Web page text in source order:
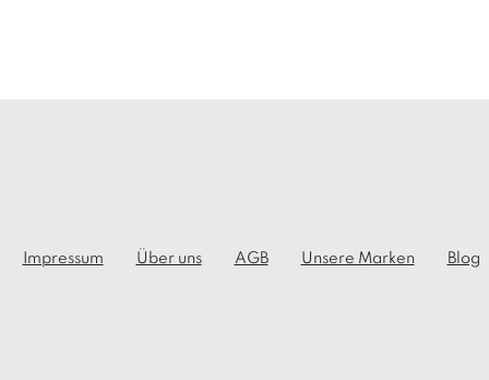
Impressum Über uns AGB Unsere Marken Blog